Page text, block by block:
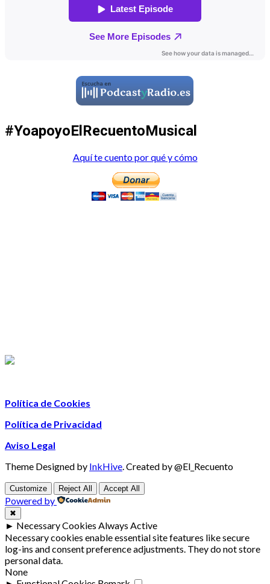
#YoapoyoElRecuentoMusical
Aquí te cuento por qué y cómo
Política de Cookies
Política de Privacidad
Aviso Legal
Theme Designed by InkHive.Created by @El_Recuento
Customize Reject All Accept All
Powered by
✖
► Necessary Cookies Always Active
Necessary cookies enable essential site features like secure
log-ins and consent preference adjustments. They do not store
personal data.
None